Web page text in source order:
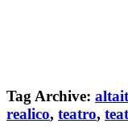
Tag Archive:
realico, teatro,